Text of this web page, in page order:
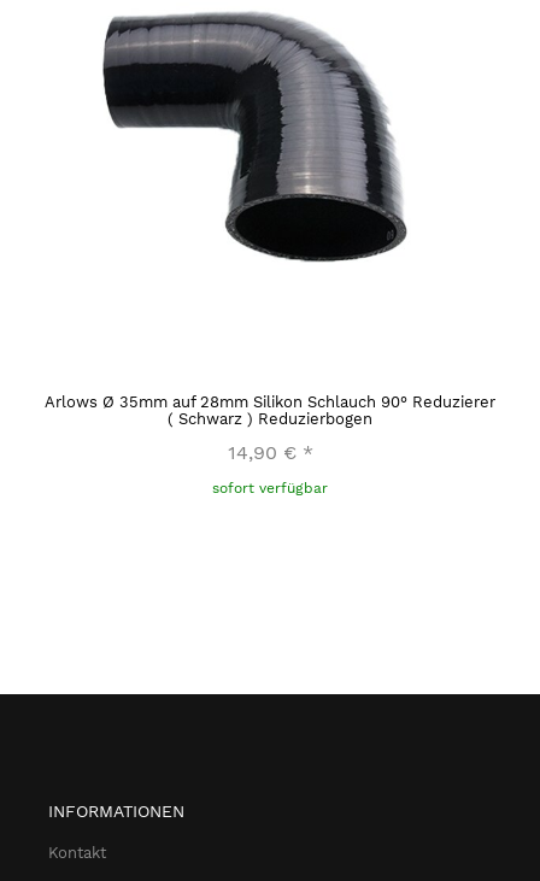
Arlows Ø 35mm auf 28mm Silikon Schlauch 90° Reduzierer
( Schwarz ) Reduzierbogen
14,90 € *
sofort verfügbar
INFORMATIONEN
Kontakt